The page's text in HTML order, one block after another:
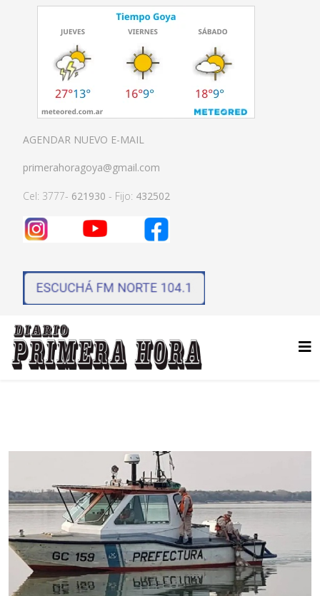
AGENDAR NUEVO E-MAIL
primerahoragoya@gmail.com
Cel: 3777- 621930 - Fijo: 432502